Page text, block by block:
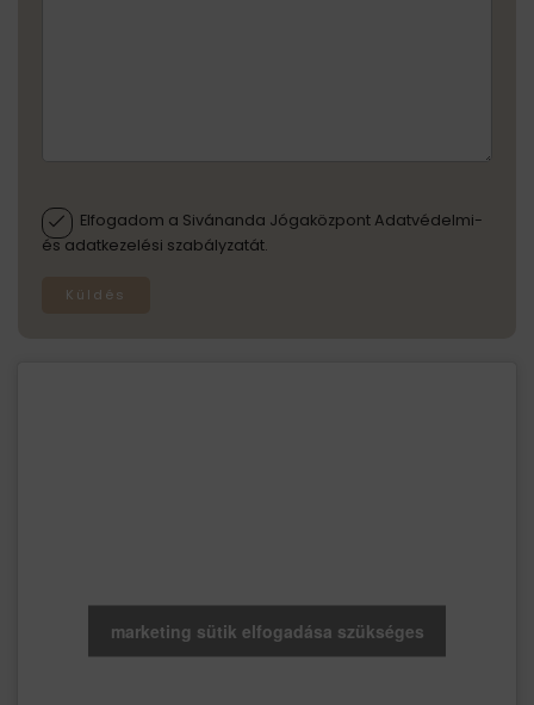
Elfogadom a Sivánanda Jógaközpont Adatvédelmi-
és adatkezelési szabályzatát.
Küldés